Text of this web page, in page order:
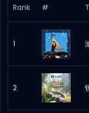
Rank #
1
2